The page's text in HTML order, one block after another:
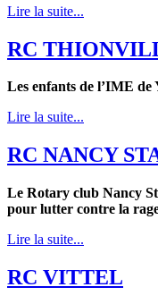
Lire la suite...
RC
Les enfants de l’IME de
Lire la suite...
RC NANCY
Le Rotary club Nancy
pour lutter contre la
Lire la suite...
RC VITTEL